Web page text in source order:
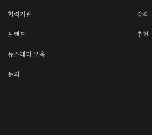
협력기관
브랜드
뉴스레터 모음
문의
강좌
추천